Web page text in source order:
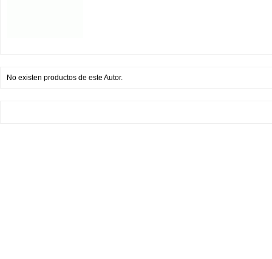
No existen productos de este Autor.